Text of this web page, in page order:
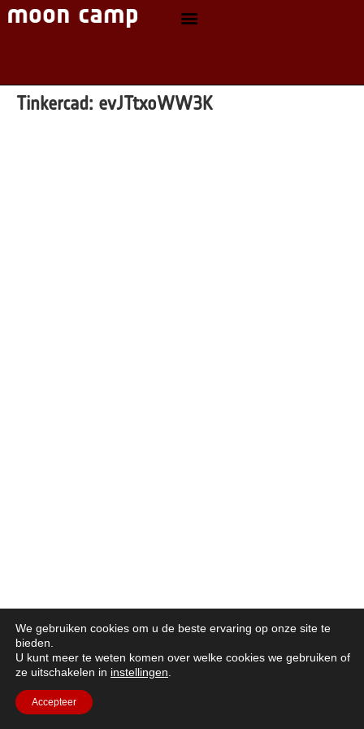
Tinkercad: evJTtxoWW3K
We gebruiken cookies om u de beste ervaring op onze site te
bieden.
U kunt meer te weten komen over welke cookies we gebruiken of
ze uitschakelen in instellingen
Accepteer